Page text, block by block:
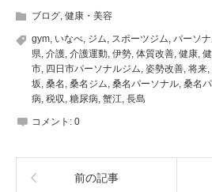
ブログ, 健康・美容
gym, いなべ, ジム, スポーツジム, パーソ
県, 介護, 介護運動, 伊勢, 体質改善, 健康,
市, 四日市パーソナルジム, 姿勢改善, 将来,
坂, 桑名 , 桑名ジム, 桑名パーソナル, 桑名
病, 税収, 糖尿病, 蟹江, 長島
コメント: 0
前の記事